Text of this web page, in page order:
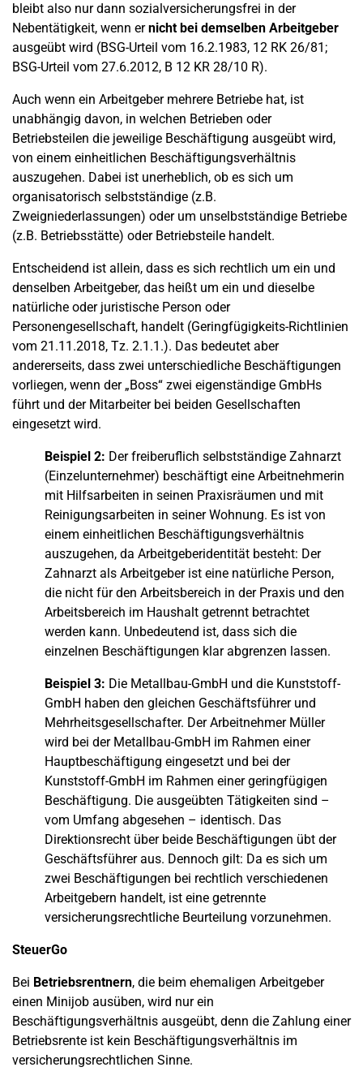
bleibt also nur dann sozialversicherungsfrei in der
Nebentätigkeit, wenn ernicht bei demselben Arbeitgeber
ausgeübt wird (BSG-Urteil vom 16.2.1983, 12 RK 26/81;
BSG-Urteil vom 27.6.2012, B 12 KR 28/10 R).
Auch wenn ein Arbeitgeber mehrere Betriebe hat, ist
unabhängig davon, in welchen Betrieben oder
Betriebsteilen die jeweilige Beschäftigung ausgeübt wird,
von einem einheitlichen Beschäftigungsverhältnis
auszugehen. Dabei ist unerheblich, ob es sich um
organisatorisch selbstständige (z.B.
Zweigniederlassungen) oder um unselbstständige Betriebe
(z.B. Betriebsstätte) oder Betriebsteile handelt.
Entscheidend ist allein, dass es sich rechtlich um ein und
denselben Arbeitgeber, das heißt um ein und dieselbe
natürliche oder juristische Person oder
Personengesellschaft, handelt (Geringfügigkeits-Richtlinien
vom 21.11.2018, Tz. 2.1.1.). Das bedeutet aber
andererseits, dass zwei unterschiedliche Beschäftigungen
vorliegen, wenn der „Boss“ zwei eigenständige GmbHs
führt und der Mitarbeiter bei beiden Gesellschaften
eingesetzt wird.
Beispiel 2: Der freiberuflich selbstständige Zahnarzt
(Einzelunternehmer) beschäftigt eine Arbeitnehmerin
mit Hilfsarbeiten in seinen Praxisräumen und mit
Reinigungsarbeiten in seiner Wohnung. Es ist von
einem einheitlichen Beschäftigungsverhältnis
auszugehen, da Arbeitgeberidentität besteht: Der
Zahnarzt als Arbeitgeber ist eine natürliche Person,
die nicht für den Arbeitsbereich in der Praxis und den
Arbeitsbereich im Haushalt getrennt betrachtet
werden kann. Unbedeutend ist, dass sich die
einzelnen Beschäftigungen klar abgrenzen lassen.
Beispiel 3: Die Metallbau-GmbH und die Kunststoff-
GmbH haben den gleichen Geschäftsführer und
Mehrheitsgesellschafter. Der Arbeitnehmer Müller
wird bei der Metallbau-GmbH im Rahmen einer
Hauptbeschäftigung eingesetzt und bei der
Kunststoff-GmbH im Rahmen einer geringfügigen
Beschäftigung. Die ausgeübten Tätigkeiten sind –
vom Umfang abgesehen – identisch. Das
Direktionsrecht über beide Beschäftigungen übt der
Geschäftsführer aus. Dennoch gilt: Da es sich um
zwei Beschäftigungen bei rechtlich verschiedenen
Arbeitgebern handelt, ist eine getrennte
versicherungsrechtliche Beurteilung vorzunehmen.
SteuerGo
Bei Betriebsrentnern, die beim ehemaligen Arbeitgeber
einen Minijob ausüben, wird nur ein
Beschäftigungsverhältnis ausgeübt, denn die Zahlung einer
Betriebsrente ist kein Beschäftigungsverhältnis im
versicherungsrechtlichen Sinne.